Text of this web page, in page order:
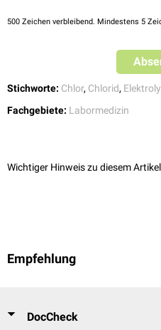
500 Zeichen verbleibend. Mindestens 5
Stichworte: Chlor, Chlorid,
Fachgebiete: Labormedizin
Wichtiger Hinweis zu diesem Artikel
Empfehlung
DocCheck